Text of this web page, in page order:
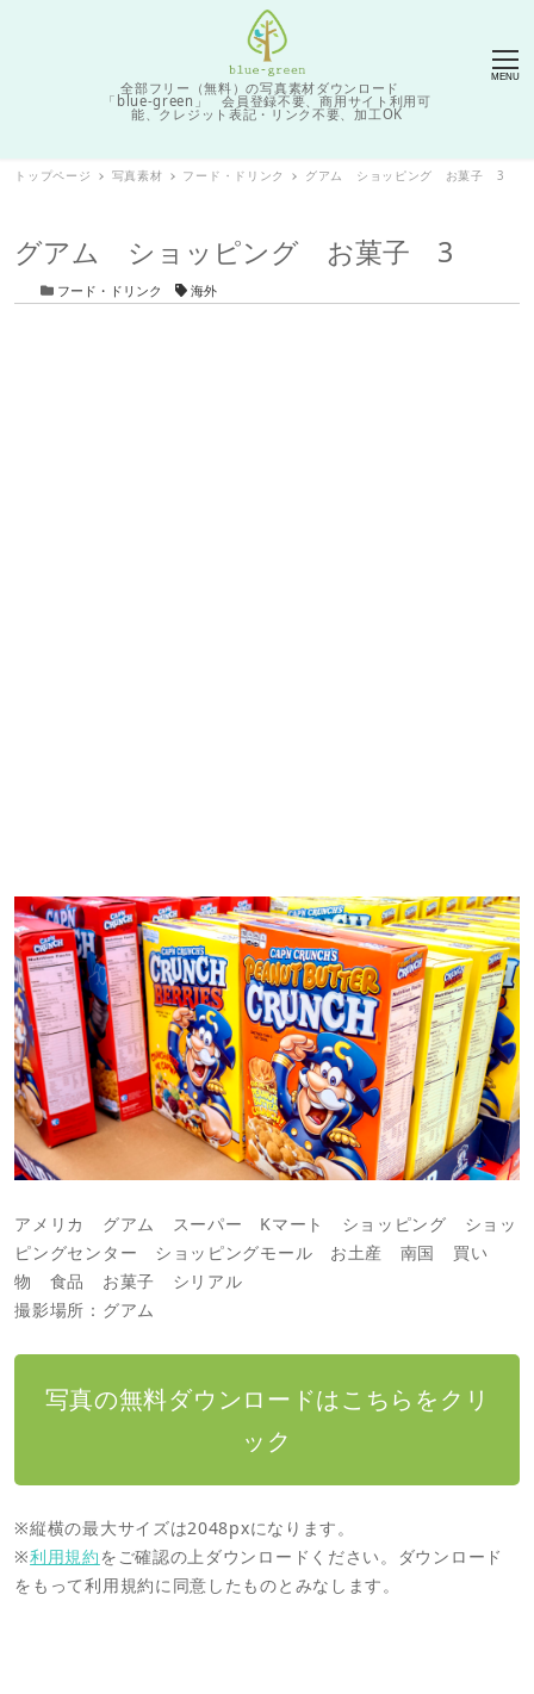
全部フリー（無料）の写真素材ダウンロード
「blue-green」 会員登録不要、商用サイト利用可
能、クレジット表記・リンク不要、加工OK
MENU
トップページ 写真素材 フード・ドリンク グアム ショッピング お菓子 3
グアム ショッピング お菓子 3
カテゴリー
フード・ドリンク タグ海外
アメリカ グアム スーパー Kマート ショッピング ショッ
ピングセンター ショッピングモール お土産 南国 買い
物 食品 お菓子 シリアル
撮影場所：グアム
写真の無料ダウンロードはこちらをクリ
ック
※縦横の最大サイズは2048pxになります。
※利用規約をご確認の上ダウンロードください。ダウンロード
をもって利用規約に同意したものとみなします。